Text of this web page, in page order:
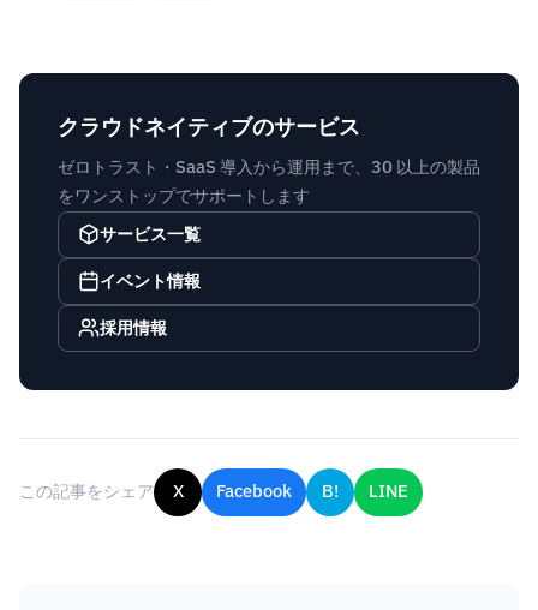
クラウドネイティブのサービス
ゼロトラスト・SaaS 導入から運用まで、30 以上の製品
をワンストップでサポートします
サービス一覧
イベント情報
採用情報
この記事をシェア X Facebook B! LINE